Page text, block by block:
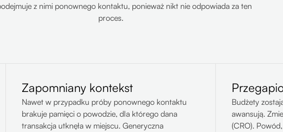
z nimi ponownego kontaktu, ponieważ nikt nie odpowiada za ten
proces.
Zapomniany kontekst
Nawet w przypadku próby ponownego kontaktu
brakuje pamięci o powodzie, dla którego dana
transakcja utknęła w miejscu. Generyczna
Budżety
awansują.
(CRO).